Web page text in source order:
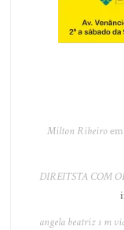
Milton Ribeiroem
DIREITSTA COM
angela beatriz s m